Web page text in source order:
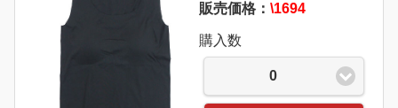
販売価格： \1694
購入数
0